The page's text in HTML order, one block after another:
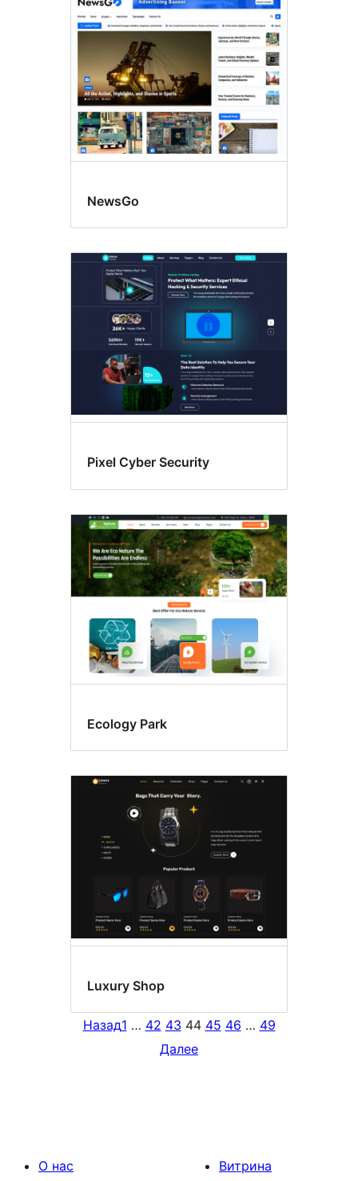
NewsGo
Pixel Cyber Security
Ecology Park
Luxury Shop
Назад1 … 42 43 44 45 46 … 49
Далее
О нас
Витрина